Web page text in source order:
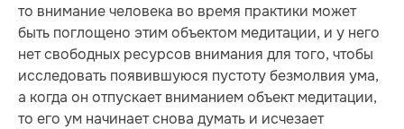
то внимание человека во время практики может
быть поглощено этим объектом медитации, и у него
нет свободных ресурсов внимания для того, чтобы
исследовать появившуюся пустоту безмолвия ума,
а когда он отпускает вниманием объект медитации,
то его ум начинает снова думать и исчезает